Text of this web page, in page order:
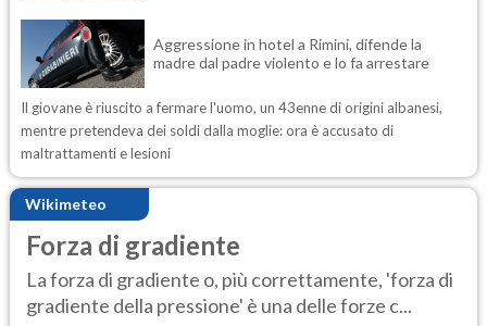
Aggressione in hotel a Rimini, difende la
madre dal padre violento e lo fa arrestare
Il giovane è riuscito a fermare l'uomo, un 43enne di origini albanesi,
mentre pretendeva dei soldi dalla moglie: ora è accusato di
maltrattamenti e lesioni
Wikimeteo
Forza di gradiente
La forza di gradiente o, più correttamente, 'forza di
gradiente della pressione' è una delle forze c...